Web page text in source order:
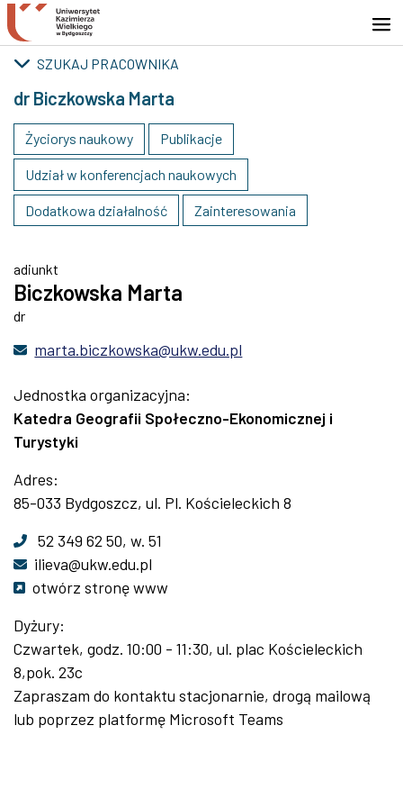
Przejdź do wyszukiwarki
Przejdź do treści
Przejdź do stopki - Kontakt
SZUKAJ PRACOWNIKA
dr Biczkowska Marta
Życiorys naukowy Publikacje
Udział w konferencjach naukowych
Dodatkowa działalność Zainteresowania
adiunkt
Biczkowska Marta
dr
marta.biczkowska@ukw.edu.pl
Jednostka organizacyjna:
Katedra Geografii Społeczno-Ekonomicznej i
Turystyki
Adres:
85-033 Bydgoszcz, ul. Pl. Kościeleckich 8
52 349 62 50, w. 51
ilieva@ukw.edu.pl
otwórz stronę www
Dyżury:
Czwartek, godz. 10:00 - 11:30, ul. plac Kościeleckich
8,pok. 23c
Zapraszam do kontaktu stacjonarnie, drogą mailową
lub poprzez platformę Microsoft Teams